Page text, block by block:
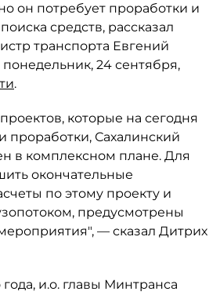
он потребует проработки и
средств, рассказал
транспорта Евгений
24 сентября,
.
которые на сегодня
проработки, Сахалинский
в комплексном плане. Для
окончательные
по этому проекту и
предусмотрены
— сказал Дитрих
и.о. главы Минтранса